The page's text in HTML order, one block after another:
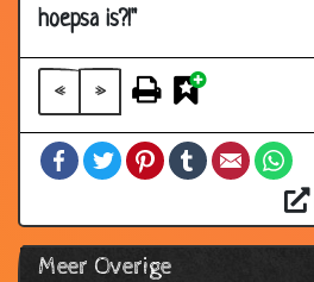
hoepsa is?!"
« »
FacebookTwitterPinterestTumblrEmail
Meer Overige
11 Dec
2002
Van Zanten
10 Dec
Love
10 Dec
God...... bedankt
2002